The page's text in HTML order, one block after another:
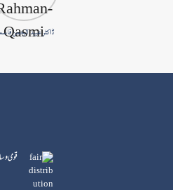
ڈاکٹر عبید الرحمن
قومی